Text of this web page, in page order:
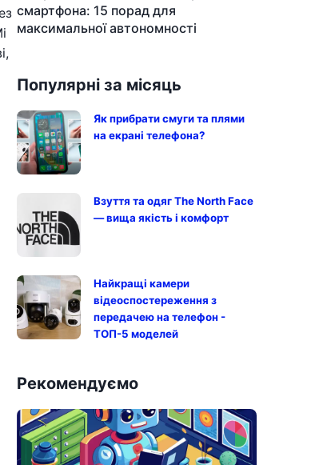
смартфона: 15 порад для
максимальної автономності
Популярні за місяць
Як прибрати смуги та плями
на екрані телефона?
Взуття та одяг The North Face
— вища якість і комфорт
Найкращі камери
відеоспостереження з
передачею на телефон -
ТОП-5 моделей
Рекомендуємо